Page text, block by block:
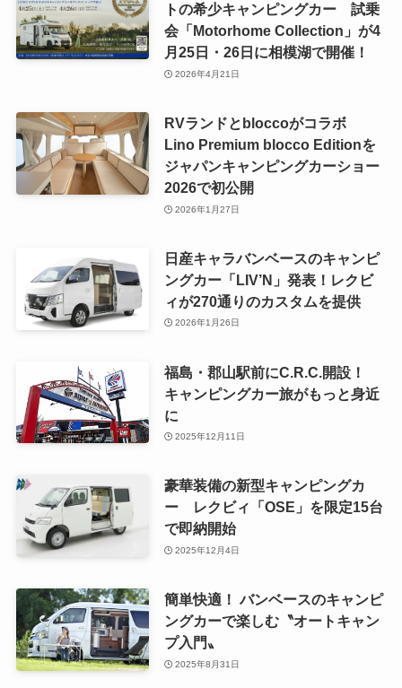
トの希少キャンピングカー 試乗
会「Motorhome Collection」が4
月25日・26日に相模湖で開催！
2026年4月21日
RVランドとbloccoがコラボ
Lino Premium blocco Editionを
ジャパンキャンピングカーショー
2026で初公開
2026年1月27日
日産キャラバンベースのキャンピ
ングカー「LIV’N」発表！レクビ
ィが270通りのカスタムを提供
2026年1月26日
福島・郡山駅前にC.R.C.開設！
キャンピングカー旅がもっと身近
に
2025年12月11日
豪華装備の新型キャンピングカ
ー レクビィ「OSE」を限定15台
で即納開始
2025年12月4日
簡単快適！ バンベースのキャンピ
ングカーで楽しむ〝オートキャン
プ入門〟
2025年8月31日